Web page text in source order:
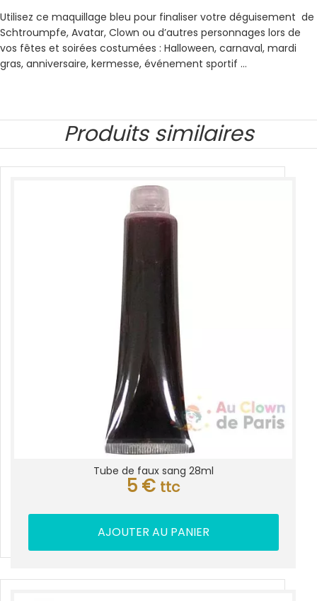
Utilisez ce maquillage bleu pour finaliser votre déguisement de
Schtroumpfe, Avatar, Clown ou d’autres personnages lors de
vos fêtes et soirées costumées : Halloween, carnaval, mardi
gras, anniversaire, kermesse, événement sportif …
Produits similaires
Tube de faux sang 28ml
5 € ttc
AJOUTER AU PANIER